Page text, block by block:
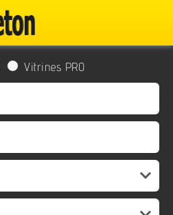
Vitrines PRO